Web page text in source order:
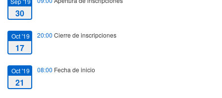
30
Oct '19
17
20:00 Cierre de inscripciones
Oct '19
21
08:00 Fecha de inicio